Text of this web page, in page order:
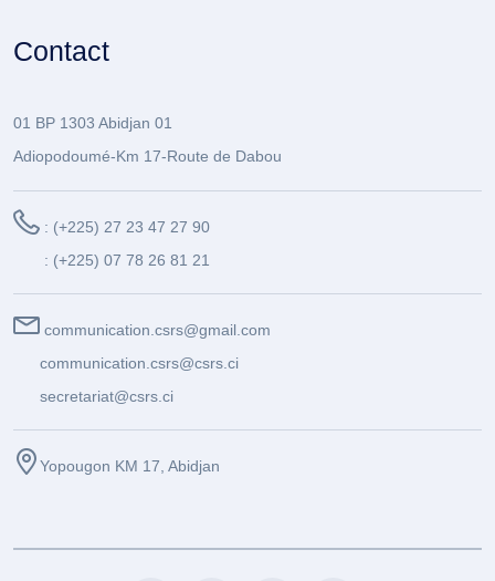
Contact
01 BP 1303 Abidjan 01
Adiopodoumé-Km 17-Route de Dabou
: (+225) 27 23 47 27 90
: (+225) 07 78 26 81 21
communication.csrs@gmail.com
communication.csrs@csrs.ci
secretariat@csrs.ci
Yopougon KM 17, Abidjan